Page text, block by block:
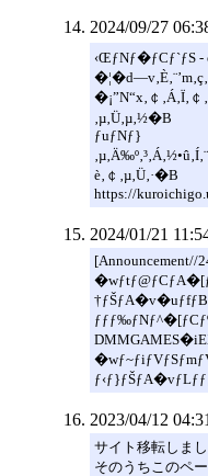
2024/09/27
‹ŒƒNƒ�ƒCƒ`ƒS -
�¡”N“x‚￠‚Á‚Ï‚
‚µ‚Ü‚µ‚½�B
ƒuƒNƒ}
è‚￠‚µ‚Ü‚·�B
https://
2024/01/21
[Announcement//
2023/04/12
サイト移転しま
そのうちこのペ